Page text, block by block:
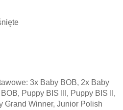
3x Baby BOB, 2x Baby
Puppy BIS III, Puppy BIS II,
Grand Winner, Junior Polish